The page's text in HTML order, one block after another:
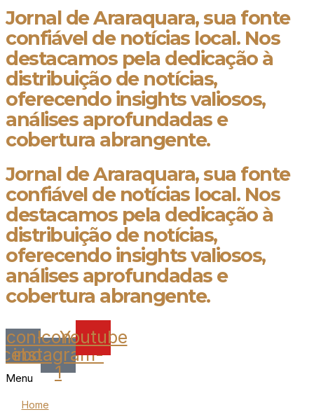
Jornal de Araraquara, sua fonte
confiável de notícias local. Nos
destacamos pela dedicação à
distribuição de notícias,
oferecendo insights valiosos,
análises aprofundadas e
cobertura abrangente.
Jornal de Araraquara, sua fonte
confiável de notícias local. Nos
destacamos pela dedicação à
distribuição de notícias,
oferecendo insights valiosos,
análises aprofundadas e
cobertura abrangente.
Icon-Icon-
instagram-
1
Youtube
Menu
Home